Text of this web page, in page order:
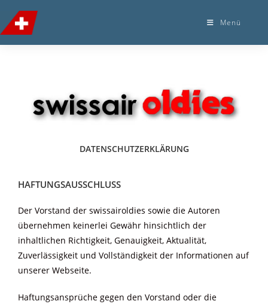
Menü
DATENSCHUTZERKLÄRUNG
HAFTUNGSAUSSCHLUSS
Der Vorstand der swissairoldies sowie die Autoren
übernehmen keinerlei Gewähr hinsichtlich der
inhaltlichen Richtigkeit, Genauigkeit, Aktualität,
Zuverlässigkeit und Vollständigkeit der Informationen auf
unserer Webseite.
Haftungsansprüche gegen den Vorstand oder die